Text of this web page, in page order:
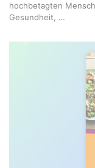
hochbetagten
Gesundheit, …